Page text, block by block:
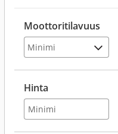
Moottoritilavuus
Hinta